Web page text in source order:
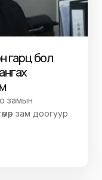
гарц бол
замын
зам доогуур